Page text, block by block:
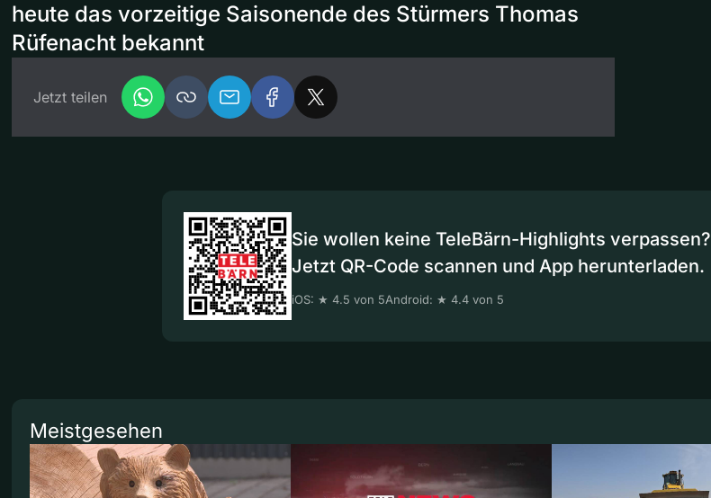
heute das vorzeitige Saisonende des Stürmers Thomas
Rüfenacht bekannt
Jetzt teilen
Sie wollen keine TeleBärn-Highlights verpassen?
Jetzt QR-Code scannen und App herunterladen.
iOS: ★ 4.5 von 5Android: ★ 4.4 von 5
Meistgesehen